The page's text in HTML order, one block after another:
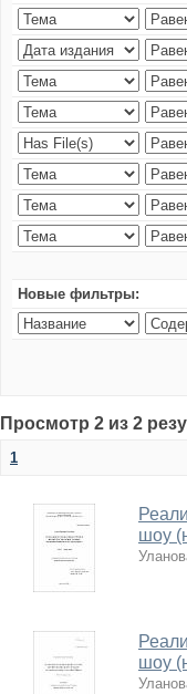
Новые фильтры:
Просмотр 2 из 2
1
шоу
шоу